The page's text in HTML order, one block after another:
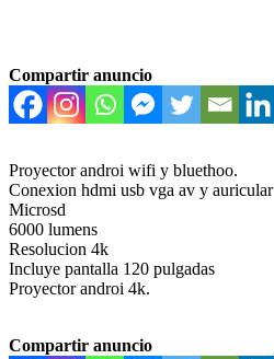
Compartir anuncio
Proyector androi wifi y bluethoo.
Conexion hdmi usb vga av y auricular
Microsd
6000 lumens
Resolucion 4k
Incluye pantalla 120 pulgadas
Proyector androi 4k.
Compartir anuncio